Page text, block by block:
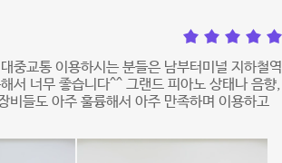
중교통 이용하시는 분들은 남부터미널 지하철역
서 너무 좋습니다^^ 그랜드 피아노 상태나 음향,
들도 아주 훌륭해서 아주 만족하며 이용하고